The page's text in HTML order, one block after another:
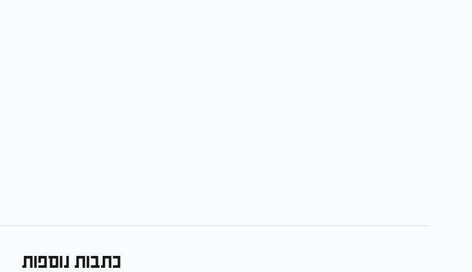
כתבות נוספות